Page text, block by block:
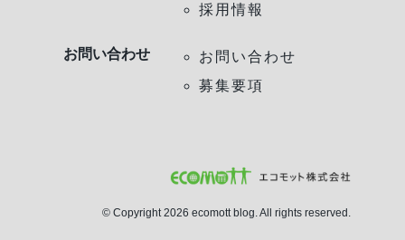
採用情報
お問い合わせ
お問い合わせ
募集要項
© Copyright 2026 ecomott blog. All rights reserved.